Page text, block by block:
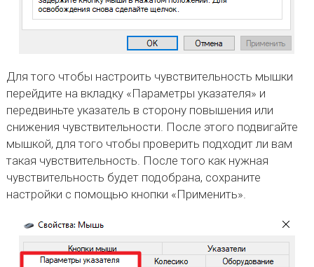
Для того чтобы настроить чувствительность мышки
перейдите на вкладку «Параметры указателя» и
передвиньте указатель в сторону повышения или
снижения чувствительности. После этого подвигайте
мышкой, для того чтобы проверить подходит ли вам
такая чувствительность. После того как нужная
чувствительность будет подобрана, сохраните
настройки с помощью кнопки «Применить».